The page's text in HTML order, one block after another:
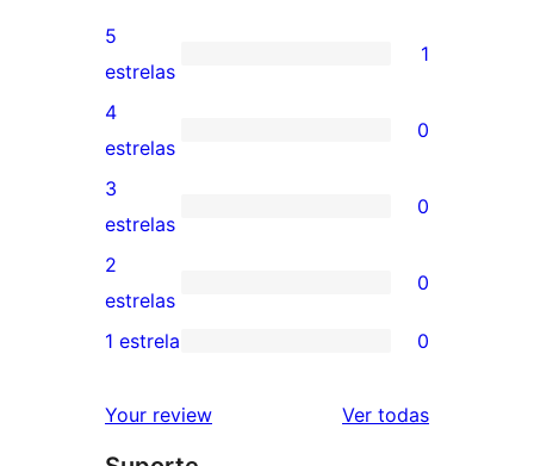
1
avaliação
com
5
estrela
5
estrelas
1
0
avaliação
com
4
estrela
4
estrelas
0
0
avaliação
com
3
3
estrelas
0
0
avaliação
2
2
estrelas
0
com
1 estrela 0
Your review Ver todasavaliações